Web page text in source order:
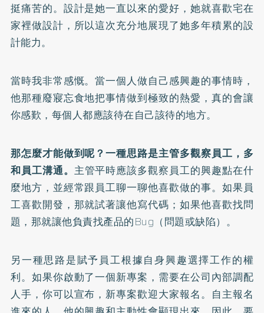
挺痛苦的。設計是她一直以來的愛好，她就喜歡宅在
家裡做設計，所以這次充分地展現了她多年積累的設
計能力。
當時我非常感慨。當一個人做自己感興趣的事情時，
他那種廢寢忘食地把事情做到極致的熱愛，真的會讓
你感歎，每個人都應該待在自己該待的地方。
那怎麼才能做到呢？一種思路是主管多觀察員工，多
和員工溝通。 主管平時應該多觀察員工的興趣點在什
麼地方，並經常跟員工聊一聊他喜歡做的事。如果員
工喜歡開發，那就試著讓他寫代碼；如果他喜歡找問
題，那就讓他負責找產品的Bug（問題或缺陷）。
另一種思路是賦予員工根據自身興趣選擇工作的權
利。如果你啟動了一個新專案，需要在公司內部調配
人手，你可以宣布，新專案歡迎大家報名。自主報名